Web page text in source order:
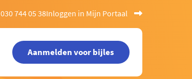
030 744 05 38Inloggen in Mijn Portaal
Aanmelden voor bijles